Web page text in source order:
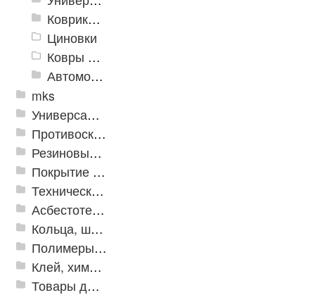
Коврики хлопковые
Циновки
Ковры для детской
Автомобильные коврики
mks
Универсальные модульные покрытия
Противоскользящая защита для лестниц, профили, ленты
Резиновые и ПВХ дорожки
Покрытие из резиновой крошки
Техническая резина
Асбестотехнические и теплоизоляционные материалы
Кольца, шайбы, манжеты
Полимеры и пластики
Клей, химия, сопутствующие товары
Товары для дома